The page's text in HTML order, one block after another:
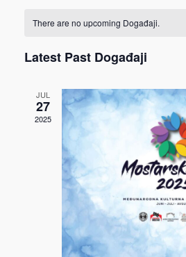
date.
There are no upcoming Događaji.
Latest Past Događaji
JUL
27
2025